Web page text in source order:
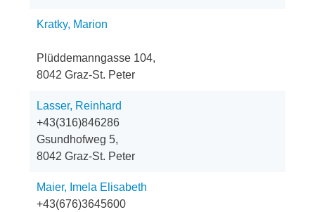
Kratky, Marion
Plüddemanngasse 104,
8042 Graz-St. Peter
Lasser, Reinhard
+43(316)846286
Gsundhofweg 5,
8042 Graz-St. Peter
Maier, Imela Elisabeth
+43(676)3645600